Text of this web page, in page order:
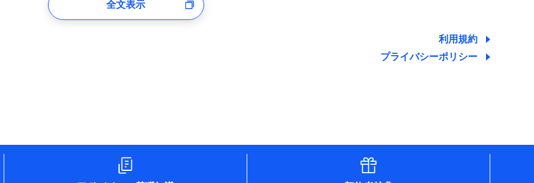
もしくは委託を受けている保険会社・提携会社の保険その他に関する情報を提供し、金融商品等の契約を勧奨するた
付帯、関連する当社および提携会社のサービスを案内、提供するため
)
design.net/)
全文表示
利用規約
プライバシーポリシー